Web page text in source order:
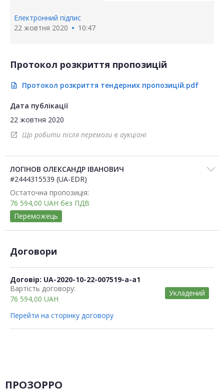
Електронний підпис
22 жовтня 2020
10:47
Протокол розкриття пропозицій
description Протокол розкриття тендерних пропозицій.pdf
Дата публікації
22 жовтня 2020
open_in_new Що робити після перемоги в аукціоні
ЛОГІНОВ ОЛЕКСАНДР ІВАНОВИЧ
#2444315539 (UA-EDR)
Остаточна пропозиція:
76 594,00 UAH без ПДВ
Переможець
Договори
Договір: UA-2020-10-22-007519-a-a1
Вартість договору:
76 594,00 UAH
Укладений
Перейти на сторінку договору
ПРОЗОРРО